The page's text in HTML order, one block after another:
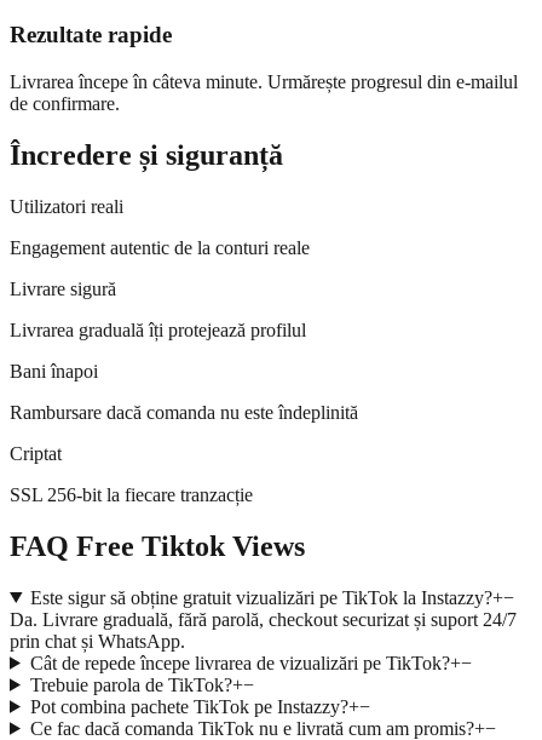
Rezultate rapide
Livrarea începe în câteva minute. Urmărește progresul din e-mailul
de confirmare.
Încredere și siguranță
Utilizatori reali
Engagement autentic de la conturi reale
Livrare sigură
Livrarea graduală îți protejează profilul
Bani înapoi
Rambursare dacă comanda nu este îndeplinită
Criptat
SSL 256-bit la fiecare tranzacție
FAQ Free Tiktok Views
Este sigur să obține gratuit vizualizări pe TikTok la Instazzy?+−
Da. Livrare graduală, fără parolă, checkout securizat și suport 24/7
prin chat și WhatsApp.
Cât de repede începe livrarea de vizualizări pe TikTok?+−
Trebuie parola de TikTok?+−
Pot combina pachete TikTok pe Instazzy?+−
Ce fac dacă comanda TikTok nu e livrată cum am promis?+−